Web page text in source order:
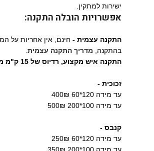
ישירות למתקין.
אפשרויות הובלה התקנה:
התקנה עצמית - חינם, אין אחריות על
בהתקנה, מדריך התקנה עצמית
התקנה איש מקצוע, רדיוס של 15 ק"מ מתל אביב-
זכוכית -
עד מידה 120*60 400₪
עד מידה 100*200 500₪
קנבס -
עד מידה 120*60 250₪